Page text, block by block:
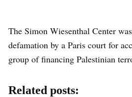
The Simon Wiesenthal Center
defamation by a Paris court for
group of financing Palestinian
Related posts: